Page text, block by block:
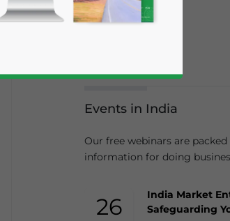
Events in India
Our free webinars are
information for doing
26
India Market
Safeguarding